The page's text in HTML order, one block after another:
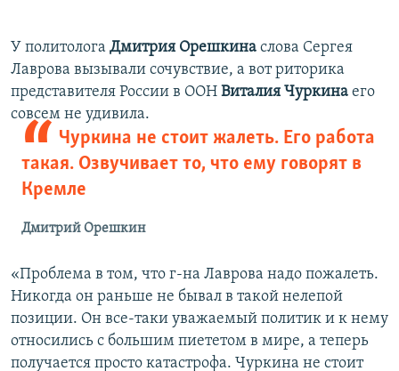
У политолога Дмитрия Орешкина слова Сергея
Лаврова вызывали сочувствие, а вот риторика
представителя России в ООН Виталия Чуркина его
совсем не удивила.
Чуркина не стоит жалеть. Его работа
такая. Озвучивает то, что ему говорят в
Кремле
Дмитрий Орешкин
«Проблема в том, что г-на Лаврова надо пожалеть.
Никогда он раньше не бывал в такой нелепой
позиции. Он все-таки уважаемый политик и к нему
относились с большим пиететом в мире, а теперь
получается просто катастрофа. Чуркина не стоит